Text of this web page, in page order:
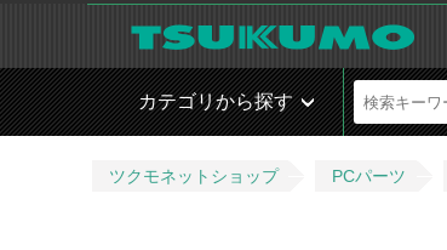
カテゴリから探す
ツクモネットショップ PCパーツ